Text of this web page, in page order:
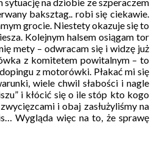
baksztag.. robi się ciekawie.
grocie. Niestety okazuje się to
Kolejnym halsem osiągam tor
mety – odwracam się i widzę już
z komitetem powitalnym – to
z motorówki. Płakać mi się
wiele chwil słabości i nagle
i kłócić się o ile stóp kto kogo
i obaj zasłużyliśmy na
Wygląda więc na to, że sprawę